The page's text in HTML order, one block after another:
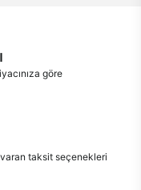
göre
taksit seçenekleri